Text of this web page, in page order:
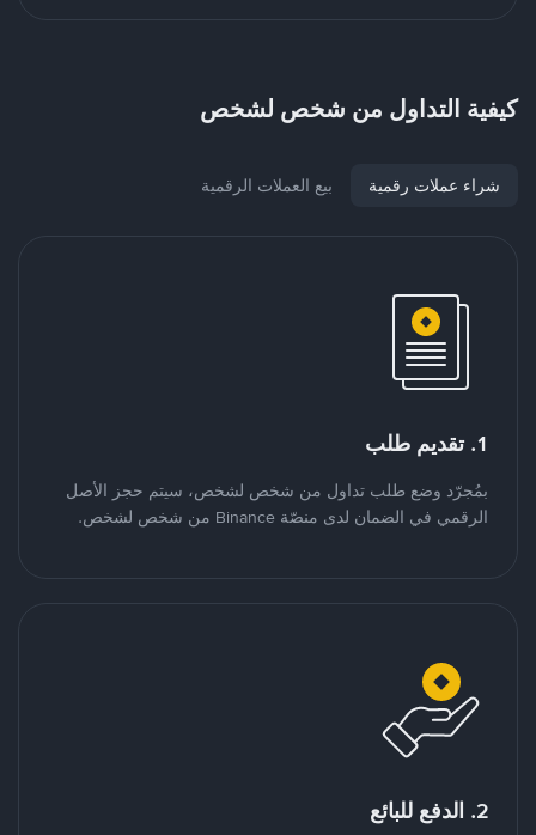
كيفية التداول من شخص لشخص
شراء عملات رقمية بيع العملات الرقمية
1. تقديم طلب
بمُجرّد وضع طلب تداول من شخص لشخص، سيتم حجز الأصل
الرقمي في الضمان لدى منصّة Binance من شخص لشخص.
2. الدفع للبائع